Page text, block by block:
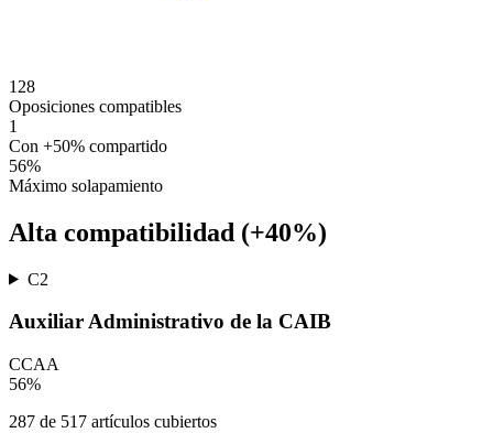
128
Oposiciones compatibles
1
Con +50% compartido
56%
Máximo solapamiento
Alta compatibilidad (+40%)
C2
Auxiliar Administrativo de la CAIB
CCAA
56%
287 de 517 artículos cubiertos